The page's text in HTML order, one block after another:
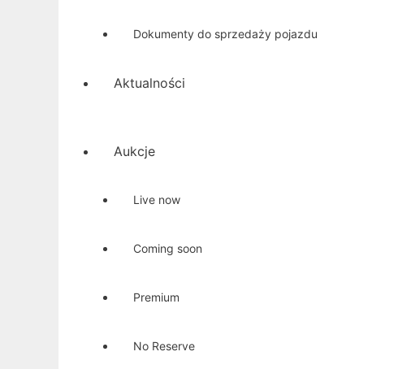
Dokumenty do sprzedaży pojazdu
Aktualności
Aukcje
Live now
Coming soon
Premium
No Reserve